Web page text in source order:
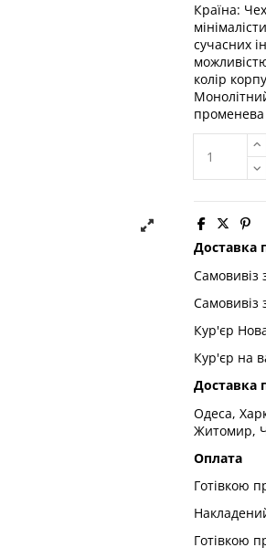
Країна:
сучасних
колір
променева
Доставка
Самовивіз
Самовивіз
Кур'єр
Кур'єр на
Доставка
Одеса,
Житомир,
Оплата
Готівкою
Готівкою